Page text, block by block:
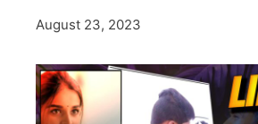
August 23, 2023